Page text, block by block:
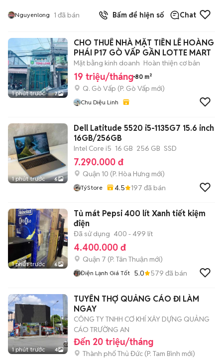
Nguyenlong 1 đã bán Bấm để hiện số Chat
1 phút trước 7
CHO THUÊ NHÀ MẶT TIỀN LÊ HOÀNG
PHÁI P17 GÒ VẤP GẦN LOTTE MART
Mặt bằng kinh doanh Hoàn thiện cơ bản
19 triệu/tháng 80 m²
Q. Gò Vấp (P. Gò Vấp mới)
Chu Diệu Linh
1 phút trước 6
Dell Latitude 5520 i5-1135G7 15.6 inch
16GB/256GB
Intel Core i5 16 GB 256 GB SSD
7.290.000 đ
Quận 10 (P. Hòa Hưng mới)
TýStore 4.5 197 đã bán
1 phút trước 6
Tủ mát Pepsi 400 lít Xanh tiết kiệm
điện
Đã sử dụng 400 - 499 lít
4.400.000 đ
Quận 7 (P. Tân Thuận mới)
Điện Lạnh Giá Tốt 5.0 579 đã bán
1 phút trước 4
TUYỂN THỢ QUẢNG CÁO ĐI LÀM
NGAY
CÔNG TY TNHH CƠ KHÍ XÂY DỰNG QUẢNG
CÁO TRƯỜNG AN
Đến 20 triệu/tháng
Thành phố Thủ Đức (P. Tam Bình mới)